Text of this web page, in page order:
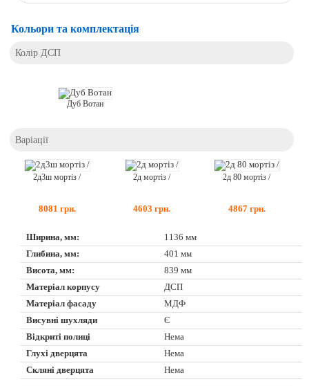
Кольори та комплектація
Колір ДСП
Дуб Вотан
Варіації
2д3ш мортіз /
8081 грн.
2д мортіз /
4603 грн.
2д 80 мортіз /
4867 грн.
Ширина, мм:
1136 мм
Глибина, мм:
401 мм
Висота, мм:
839 мм
Матеріал корпусу
ДСП
Матеріал фасаду
МДФ
Висувні шухляди
Є
Відкриті полиці
Нема
Глухі дверцята
Нема
Скляні дверцята
Нема